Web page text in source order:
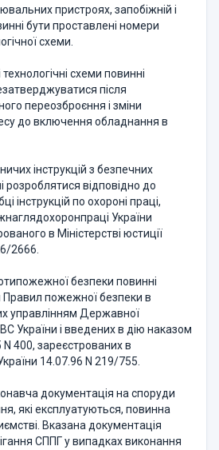
пристроях, запобіжній і
бути проставлені номери
схеми.
технологічні схеми повинні
після
переозброєння і зміни
до включення обладнання в
інструкцій з безпечних
розроблятися відповідно до
інструкцій по охороні праці,
України
в Міністерстві юстиції
2666.
безпеки повинні
Правил пожежної безпеки в
управлінням Державної
України і введених в дію наказом
400, зареєстрованих в
14.07.96 N 219/755.
документація на споруди
які експлуатуються, повинна
Вказана документація
СППГ у випадках виконання